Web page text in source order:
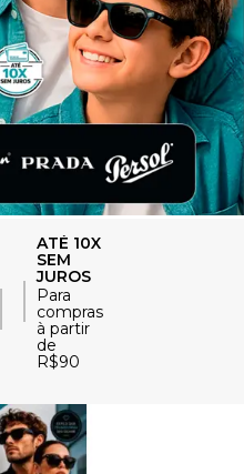
ATÉ 10X
SEM
JUROS
Para
compras
à partir
de
R$90